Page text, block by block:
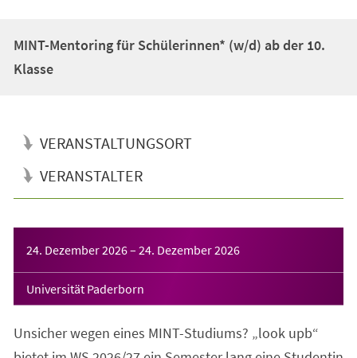
MINT-Mentoring für Schülerinnen* (w/d) ab der 10.
Klasse
VERANSTALTUNGSORT
VERANSTALTER
24. Dezember 2026– 24. Dezember 2026
Universität Paderborn
Unsicher wegen eines MINT-Studiums? „look upb“